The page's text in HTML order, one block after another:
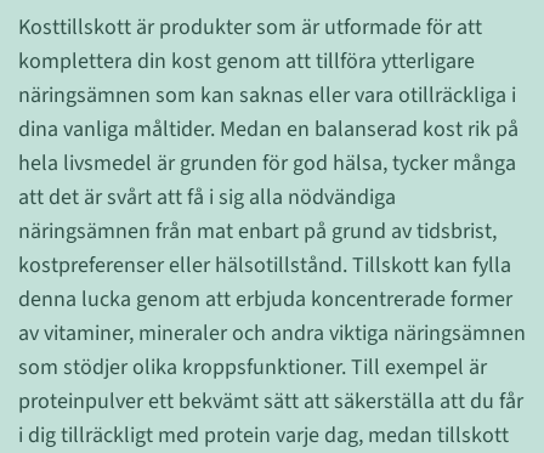
Kosttillskott är produkter som är utformade för att
komplettera din kost genom att tillföra ytterligare
näringsämnen som kan saknas eller vara otillräckliga i
dina vanliga måltider. Medan en balanserad kost rik på
hela livsmedel är grunden för god hälsa, tycker många
att det är svårt att få i sig alla nödvändiga
näringsämnen från mat enbart på grund av tidsbrist,
kostpreferenser eller hälsotillstånd. Tillskott kan fylla
denna lucka genom att erbjuda koncentrerade former
av vitaminer, mineraler och andra viktiga näringsämnen
som stödjer olika kroppsfunktioner. Till exempel är
proteinpulver ett bekvämt sätt att säkerställa att du får
i dig tillräckligt med protein varje dag, medan tillskott